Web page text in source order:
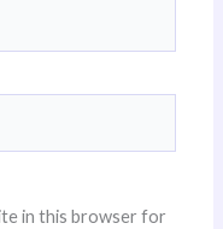
in this browser for